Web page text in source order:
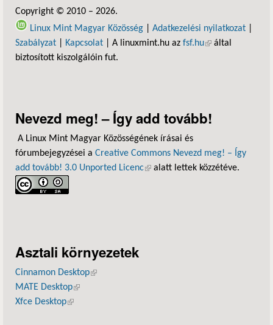
Copyright © 2010 – 2026.
Linux Mint Magyar Közösség
Adatkezelési nyilatkozat
Szabályzat
Kapcsolat | A linuxmint.hu az fsf.hu(külső hivatkozás)
által
biztosított kiszolgálóin fut.
Nevezd meg! – Így add tovább!
A Linux Mint Magyar Közösségének írásai és
fórumbejegyzései a Creative Commons Nevezd meg! – Így
add tovább! 3.0 Unported Licenc(külső hivatkozás)
alatt lettek közzétéve.
Asztali környezetek
Cinnamon Desktop(külső hivatkozás)
MATE Desktop(külső hivatkozás)
Xfce Desktop(külső hivatkozás)